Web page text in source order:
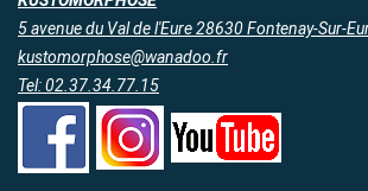
5 avenue du Val de l'Eure 28630 Fontenay-Sur-
kustomorphose@wanadoo.fr
Tel: 02.37.34.77.15